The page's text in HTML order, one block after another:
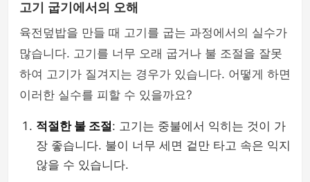
고기 굽기에서의 오해
육전덮밥을 만들 때 고기를 굽는 과정에서의 실수가
많습니다. 고기를 너무 오래 굽거나 불 조절을 잘못
하여 고기가 질겨지는 경우가 있습니다. 어떻게 하면
이러한 실수를 피할 수 있을까요?
적절한 불 조절: 고기는 중불에서 익히는 것이 가
장 좋습니다. 불이 너무 세면 겉만 타고 속은 익지
않을 수 있습니다.